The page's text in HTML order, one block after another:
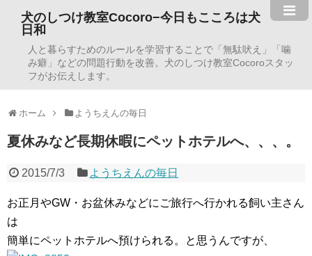
犬のしつけ教室Cocoro−今日もこころは犬
日和
人と暮らすためのルールを学習することで「無駄吠え」「噛
み癖」などの問題行動を改善。犬のしつけ教室Cocoroスタッ
フがお伝えします。
ホーム ようちえんの毎日
夏休みなど長期休暇にペットホテルへ、、、。
2015/7/3 ようちえんの毎日
お正月やGW・お盆休みなどにご旅行へ行かれる飼い主さん
は
簡単にペットホテルへ預けられる。と思うんですが、